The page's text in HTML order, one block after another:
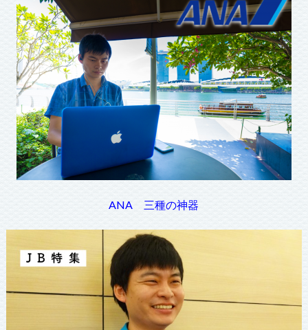
ANA 三種の神器